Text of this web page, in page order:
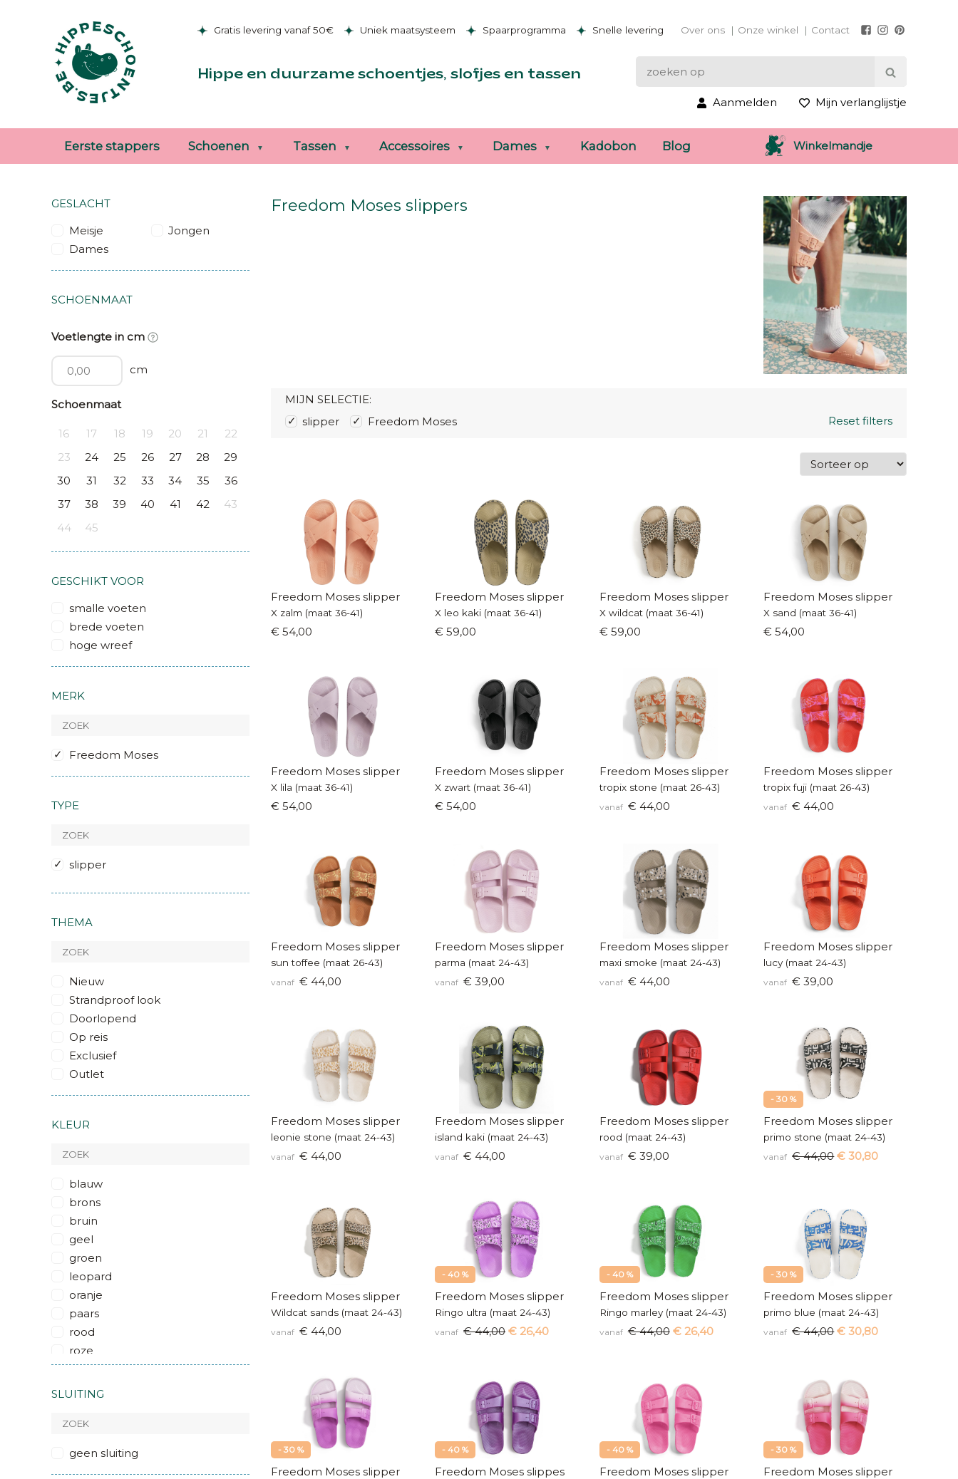
Gratis levering vanaf 50€ Uniek maatsysteem Spaarprogramma Snelle levering Over ons Onze winkel Contact
Hippe en duurzame schoentjes, slofjes en tassen
Aanmelden Mijn verlanglijstje
Eerste stappers Schoenen Tassen Accessoires Dames Kadobon Blog Winkelmandje
GESLACHT
Meisje
Jongen
Dames
SCHOENMAAT
Voetlengte in cm
cm
Schoenmaat
16 17 18 19 20 21
22
23
24 25 26 27 28
29
30
31 32 33 34 35
36
37
38 39 40 41 42
43
44
45
GESCHIKT VOOR
smalle voeten
brede voeten
hoge wreef
MERK
Freedom Moses
TYPE
slipper
THEMA
Nieuw
Strandproof look
Doorlopend
Op reis
Exclusief
Outlet
KLEUR
blauw
brons
bruin
geel
groen
leopard
oranje
paars
rood
roze
wit
zwart
SLUITING
geen sluiting
Freedom Moses slippers
MIJN SELECTIE:
slipper
Freedom Moses Reset filters
Freedom Moses slipper
X zalm (maat 36-41)
€ 54,00
Freedom Moses slipper
X leo kaki (maat 36-41)
€ 59,00
Freedom Moses slipper
X wildcat (maat 36-41)
€ 59,00
Freedom Moses slipper
X sand (maat 36-41)
€ 54,00
Freedom Moses slipper
X lila (maat 36-41)
€ 54,00
Freedom Moses slipper
X zwart (maat 36-41)
€ 54,00
Freedom Moses slipper
tropix stone (maat 26-43)
vanaf € 44,00
Freedom Moses slipper
tropix fuji (maat 26-43)
vanaf € 44,00
Freedom Moses slipper
sun toffee (maat 26-43)
vanaf € 44,00
Freedom Moses slipper
parma (maat 24-43)
vanaf € 39,00
Freedom Moses slipper
maxi smoke (maat 24-43)
vanaf € 44,00
Freedom Moses slipper
lucy (maat 24-43)
vanaf € 39,00
Freedom Moses slipper
leonie stone (maat 24-43)
vanaf € 44,00
Freedom Moses slipper
island kaki (maat 24-43)
vanaf € 44,00
Freedom Moses slipper
rood (maat 24-43)
vanaf € 39,00
- 30 %
Freedom Moses slipper
primo stone (maat 24-43)
vanaf € 44,00 € 30,80
Freedom Moses slipper
Wildcat sands (maat 24-43)
vanaf € 44,00
- 40 %
Freedom Moses slipper
Ringo ultra (maat 24-43)
vanaf € 44,00 € 26,40
- 40 %
Freedom Moses slipper
Ringo marley (maat 24-43)
vanaf € 44,00 € 26,40
- 30 %
Freedom Moses slipper
primo blue (maat 24-43)
vanaf € 44,00 € 30,80
- 30 %
Freedom Moses slipper
- 40 %
Freedom Moses slippes
- 40 %
Freedom Moses slipper
- 30 %
Freedom Moses slipper